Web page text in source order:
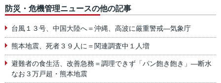
防災・危機管理ニュースの他の記事
台風１３号、中国大陸へ＝沖縄、高波に厳重警戒―気象庁
熊本地震、死者３９人に＝関連調査中１人増
避難者の食生活、改善急務＝調理できず「パン飽き飽き」―断水
なお３万戸超・熊本地震